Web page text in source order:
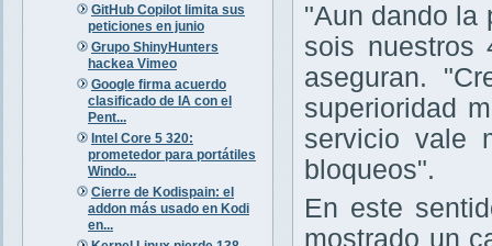
GitHub Copilot limita sus
peticiones en junio
Grupo ShinyHunters
hackea Vimeo
Google firma acuerdo
clasificado de IA con el
Pent...
Intel Core 5 320:
prometedor para portátiles
Windo...
Cierre de Kodispain: el
addon más usado en Kodi
en...
"Aun dando la
sois nuestros
aseguran.
superioridad
servicio vale
bloqueos".
En este
mostrado un